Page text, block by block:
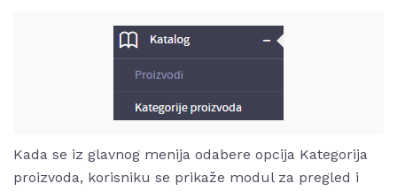
Kada se iz glavnog menija odabere opcija Kategorija
proizvoda, korisniku se prikaže modul za pregled i